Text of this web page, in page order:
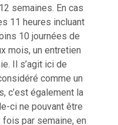
semaines. En cas
11 heures incluant
10 journées de
mois, un entretien
Il s’agit ici de
comme un
c’est également la
ci ne pouvant être
fois par semaine, en